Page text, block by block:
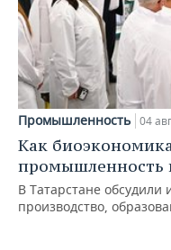
Промышленность 04
Как
промышленность
В Татарстане
производство,